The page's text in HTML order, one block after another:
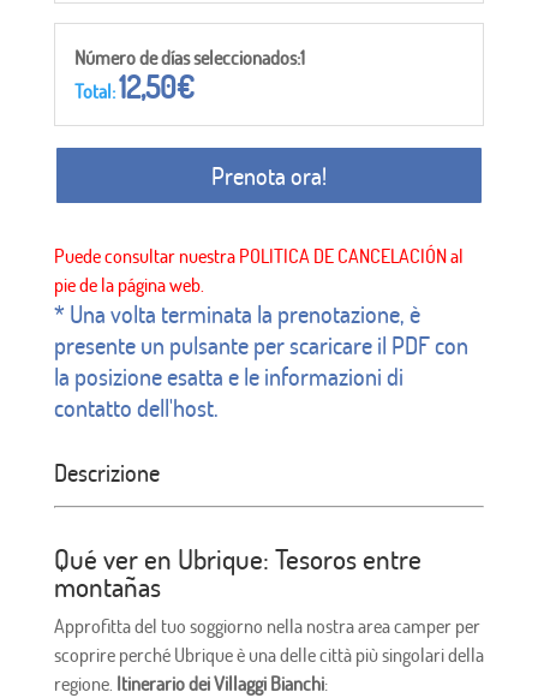
Número de días seleccionados:1
Total:12,50€
Prenota ora!
* Una volta terminata la prenotazione, è
presente un pulsante per scaricare il PDF con
la posizione esatta e le informazioni di
contatto dell'host.
Descrizione
Qué ver en Ubrique: Tesoros entre
montañas
Approfitta del tuo soggiorno nella nostra area camper per
scoprire perché Ubrique è una delle città più singolari della
regione. Itinerario dei Villaggi Bianchi: